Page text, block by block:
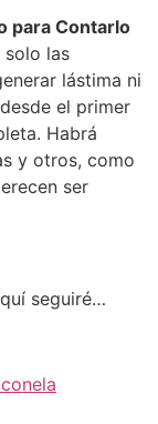
para Contarlo
solo las
lástima ni
el primer
Habrá
y otros, como
ser
seguiré…